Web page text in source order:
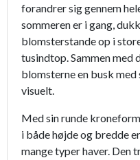
forandrer sig gennem
sommeren er i gang,
blomsterstande op i
tusindtop. Sammen
blomsterne en busk
visuelt.
Med sin runde
i både højde og bredde
mange typer haver. Den